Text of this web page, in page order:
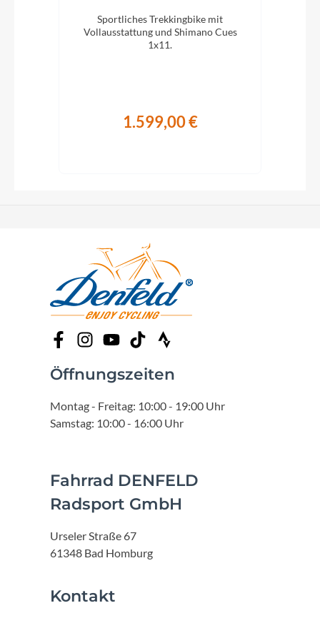
Sportliches Trekkingbike mit
Vollausstattung und Shimano Cues
1x11.
1.599,00 €
Öffnungszeiten
Montag - Freitag: 10:00 - 19:00 Uhr
Samstag: 10:00 - 16:00 Uhr
Fahrrad DENFELD
Radsport GmbH
Urseler Straße 67
61348 Bad Homburg
Kontakt